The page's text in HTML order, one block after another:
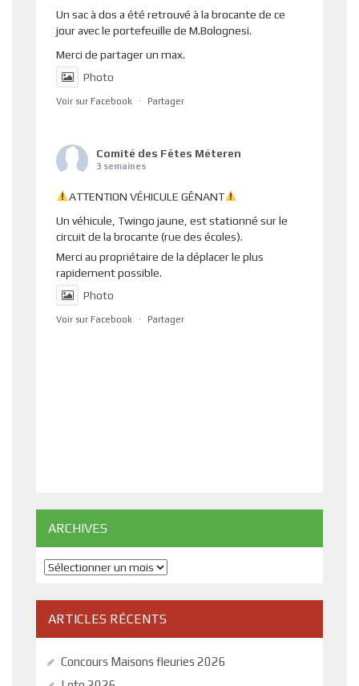
Un sac à dos a été retrouvé à la brocante de ce
jour avec le portefeuille de M.Bolognesi.
Merci de partager un max.
Photo
Voir sur Facebook · Partager
Comité des Fêtes Méteren
3 semaines
ATTENTION VÉHICULE GÊNANT
Un véhicule, Twingo jaune, est stationné sur le
circuit de la brocante (rue des écoles).
Merci au propriétaire de la déplacer le plus
rapidement possible.
Photo
Voir sur Facebook · Partager
ARCHIVES
Archives
ARTICLES RÉCENTS
Concours Maisons fleuries 2026